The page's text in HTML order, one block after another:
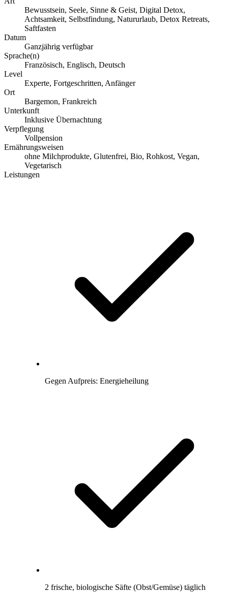
Bewusstsein, Seele, Sinne & Geist, Digital Detox,
Achtsamkeit, Selbstfindung, Natururlaub, Detox Retreats,
Saftfasten
Datum
Ganzjährig verfügbar
Sprache(n)
Französisch, Englisch, Deutsch
Level
Experte, Fortgeschritten, Anfänger
Ort
Bargemon, Frankreich
Unterkunft
Inklusive Übernachtung
Verpflegung
Vollpension
Ernährungsweisen
ohne Milchprodukte, Glutenfrei, Bio, Rohkost, Vegan,
Vegetarisch
Leistungen
Gegen Aufpreis: Energieheilung
2 frische, biologische Säfte (Obst/Gemüse) täglich